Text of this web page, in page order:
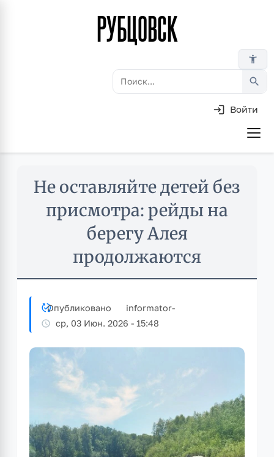
content
РУБЦОВСК
accessibility_new
search
Войти
Не оставляйте детей без
присмотра: рейды на
берегу Алея
продолжаются
Опубликовано informator-
ср, 03 Июн. 2026 - 15:48